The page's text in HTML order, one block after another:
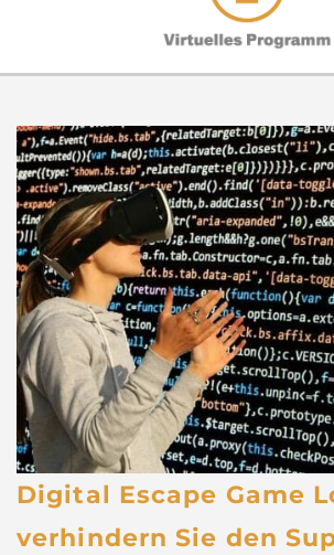
Digital Escape Game
verhindern Sie den